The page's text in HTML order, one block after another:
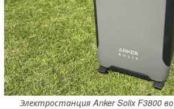
Электростанция Anker Solix F3800